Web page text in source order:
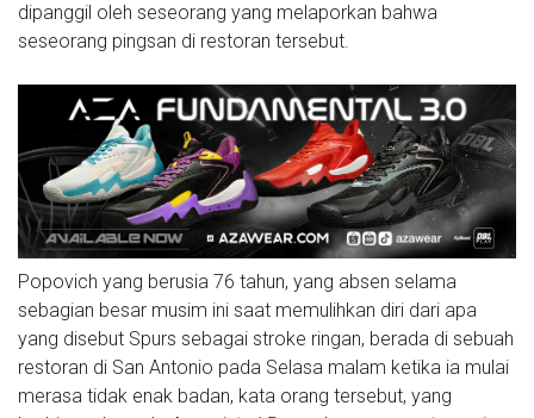
dipanggil oleh seseorang yang melaporkan bahwa
seseorang pingsan di restoran tersebut.
Popovich yang berusia 76 tahun, yang absen selama
sebagian besar musim ini saat memulihkan diri dari apa
yang disebut Spurs sebagai stroke ringan, berada di sebuah
restoran di San Antonio pada Selasa malam ketika ia mulai
merasa tidak enak badan, kata orang tersebut, yang